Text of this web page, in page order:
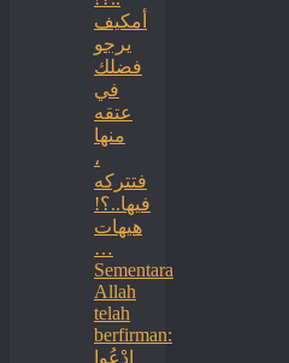
أمكيف
يرجو
فضلك
في
عتقه
منها
،
فتتركه
فيها..؟!
هيهات
…
Sementara
Allah
telah
berfirman:
ادْعُوا